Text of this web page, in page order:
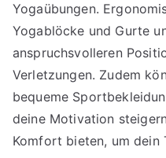
Yogaübungen.
Yogablöcke und Gurte
anspruchsvolleren
Verletzungen. Zudem
bequeme
deine Motivation
Komfort bieten, um dein